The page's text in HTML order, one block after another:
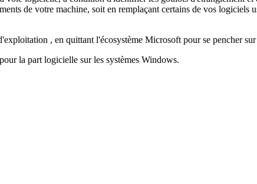
de votre machine, soit en remplaçant certains de vos logiciels
, en quittant l'écosystème Microsoft pour se pencher
la part logicielle sur les systèmes Windows.